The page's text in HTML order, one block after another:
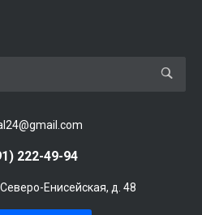
222-49-94
Енисейская, д. 48